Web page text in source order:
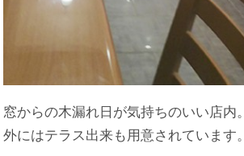
窓からの木漏れ日が気持ちのいい店内。
外にはテラス出来も用意されています。